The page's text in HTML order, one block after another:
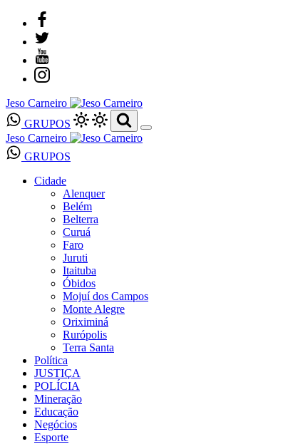
Jeso Carneiro
GRUPOS
Jeso Carneiro
GRUPOS
Cidade
Alenquer
Belém
Belterra
Curuá
Faro
Juruti
Itaituba
Óbidos
Mojuí dos Campos
Monte Alegre
Oriximiná
Rurópolis
Terra Santa
Política
JUSTIÇA
POLÍCIA
Mineração
Educação
Negócios
Esporte